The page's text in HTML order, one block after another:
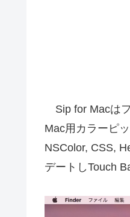
Sip for Macは
Mac用カラーピ
NSColor, CSS,
デートしTouch